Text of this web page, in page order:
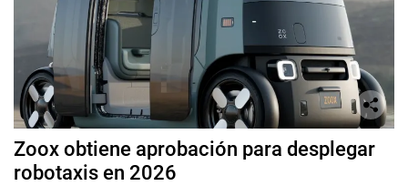
Zoox obtiene aprobación para desplegar
robotaxis en 2026